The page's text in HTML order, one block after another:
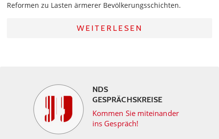
Reformen zu Lasten ärmerer Bevölkerungsschichten.
WEITERLESEN
NDS
GESPRÄCHSKREISE
Kommen Sie miteinander
ins Gespräch!